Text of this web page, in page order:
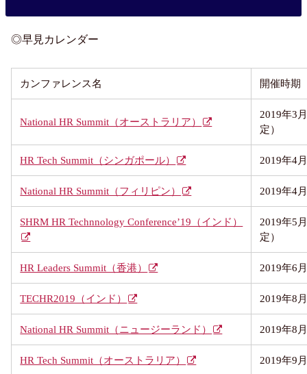
◎早見カレンダー
カンファレンス名 開催時期
National HR Summit（オーストラリア）
2019年3
定）
HR Tech Summit（シンガポール） 2019年4
National HR Summit（フィリピン） 2019年4
SHRM HR Technnology Conference’19（インド）
2019年5
定）
HR Leaders Summit（香港） 2019年6
TECHR2019（インド） 2019年8
National HR Summit（ニュージーランド） 2019年8
HR Tech Summit（オーストラリア） 2019年9